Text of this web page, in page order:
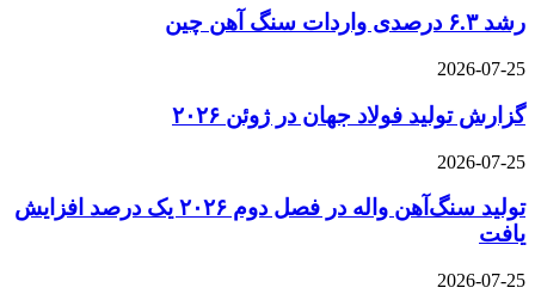
رشد ۶.۳ درصدی واردات سنگ آهن چین
2026-07-25
گزارش تولید فولاد جهان در ژوئن ۲۰۲۶
2026-07-25
تولید سنگ‌آهن واله در فصل دوم ۲۰۲۶ یک درصد افزایش
یافت
2026-07-25